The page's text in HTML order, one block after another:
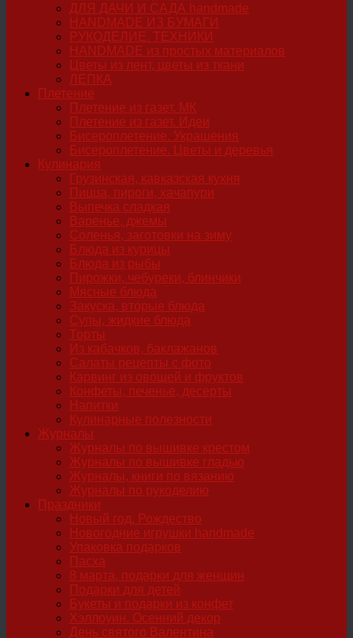
ДЛЯ ДАЧИ И САДА handmade
HANDMADE ИЗ БУМАГИ
РУКОДЕЛИЕ. ТЕХНИКИ
HANDMADE из простых материалов
Цветы из лент, цветы из ткани
ЛЕПКА
Плетение
Плетение из газет. МК
Плетение из газет. Идеи
Бисероплетение. Украшения
Бисероплетение. Цветы и деревья
Кулинария
Грузинская, кавказская кухня
Пицца, пироги, хачапури
Выпечка сладкая
Варенье, джемы
Соленья, заготовки на зиму
Блюда из курицы
Блюда из рыбы
Пирожки, чебуреки, блинчики
Мясные блюда
Закуска, вторые блюда
Супы, жидкие блюда
Торты
Из кабачков, баклажанов
Салаты рецепты с фото
Карвинг из овощей и фруктов
Конфеты, печенье, десерты
Напитки
Кулинарные полезности
Журналы
Журналы по вышивке крестом
Журналы по вышивке гладью
Журналы, книги по вязанию
Журналы по рукоделию
Праздники
Новый год, Рождество
Новогодние игрушки handmade
Упаковка подарков
Пасха
8 марта, подарки для женщин
Подарки для детей
Букеты и подарки из конфет
Хэллоуин. Осенний декор
День святого Валентина